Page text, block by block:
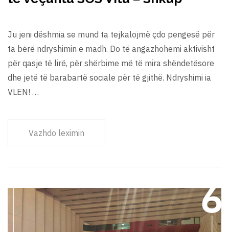
Ju jeni dëshmia se mund ta tejkalojmë çdo pengesë për
ta bërë ndryshimin e madh. Do të angazhohemi aktivisht
për qasje të lirë, për shërbime më të mira shëndetësore
dhe jetë të barabartë sociale për të gjithë. Ndryshimi ia
VLEN! …
Vazhdo leximin